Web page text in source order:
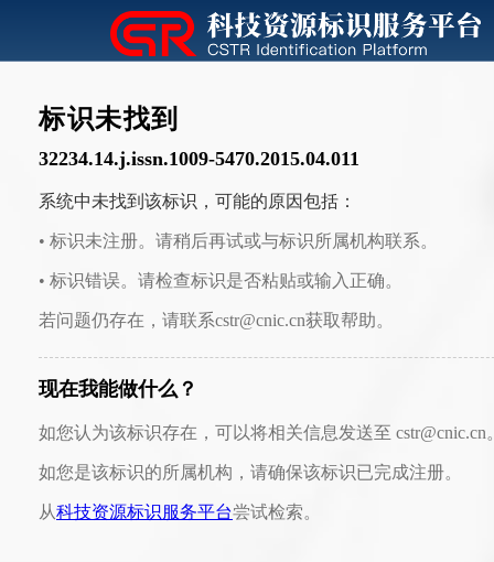
标识未找到
32234.14.j.issn.1009-5470.2015.04.011
系统中未找到该标识，可能的原因包括：
• 标识未注册。请稍后再试或与标识所属机构联系。
• 标识错误。请检查标识是否粘贴或输入正确。
若问题仍存在，请联系cstr@cnic.cn获取帮助。
现在我能做什么？
如您认为该标识存在，可以将相关信息发送至 cstr@cnic.cn
如您是该标识的所属机构，请确保该标识已完成注册。
从科技资源标识服务平台尝试检索。